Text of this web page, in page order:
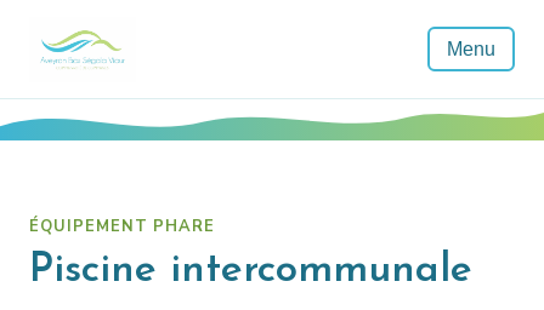
Menu
ÉQUIPEMENT PHARE
Piscine intercommunale